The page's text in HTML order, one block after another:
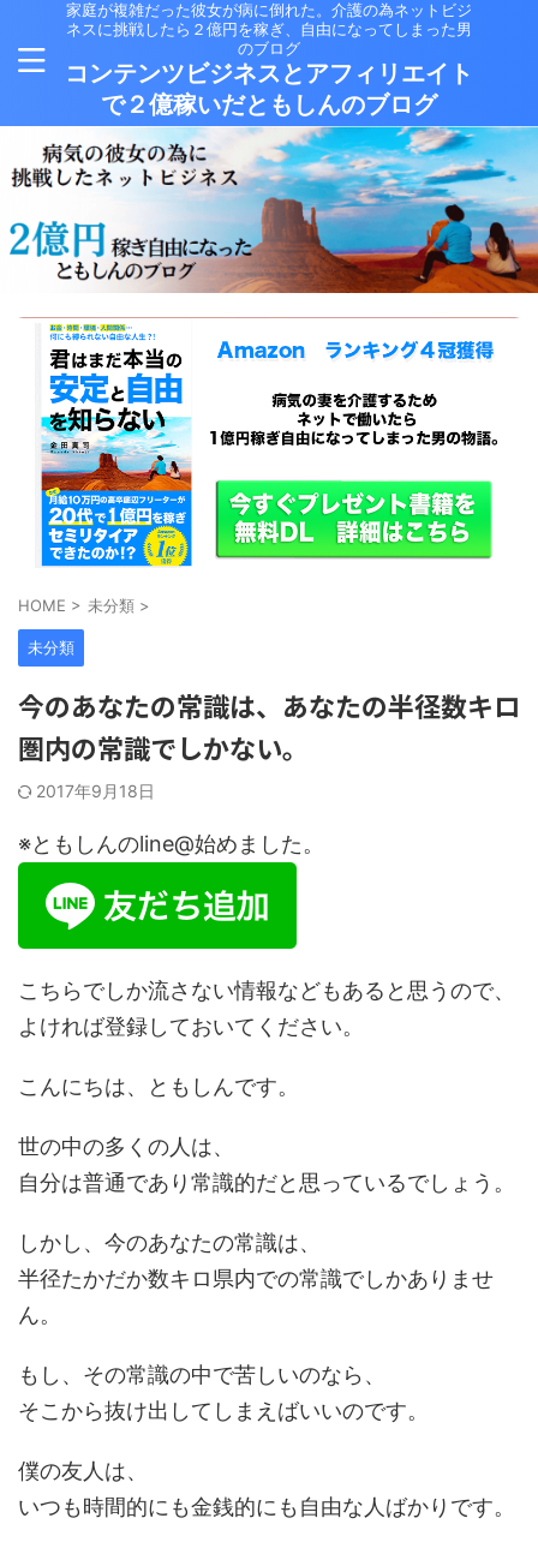
家庭が複雑だった彼女が病に倒れた。介護の為ネットビジ
ネスに挑戦したら２億円を稼ぎ、自由になってしまった男
のブログ
コンテンツビジネスとアフィリエイト
で２億稼いだともしんのブログ
HOME > 未分類 >
未分類
今のあなたの常識は、あなたの半径数キロ
圏内の常識でしかない。
2017年9月18日
※ともしんのline@始めました。
こちらでしか流さない情報などもあると思うので、
よければ登録しておいてください。
こんにちは、ともしんです。
世の中の多くの人は、
自分は普通であり常識的だと思っているでしょう。
しかし、今のあなたの常識は、
半径たかだか数キロ県内での常識でしかありませ
ん。
もし、その常識の中で苦しいのなら、
そこから抜け出してしまえばいいのです。
僕の友人は、
いつも時間的にも金銭的にも自由な人ばかりです。